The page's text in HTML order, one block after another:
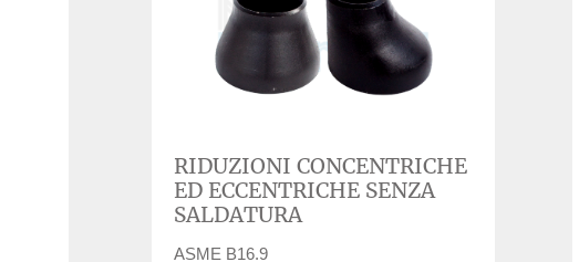
RIDUZIONI CONCENTRICHE
ED ECCENTRICHE SENZA
SALDATURA
ASME B16.9